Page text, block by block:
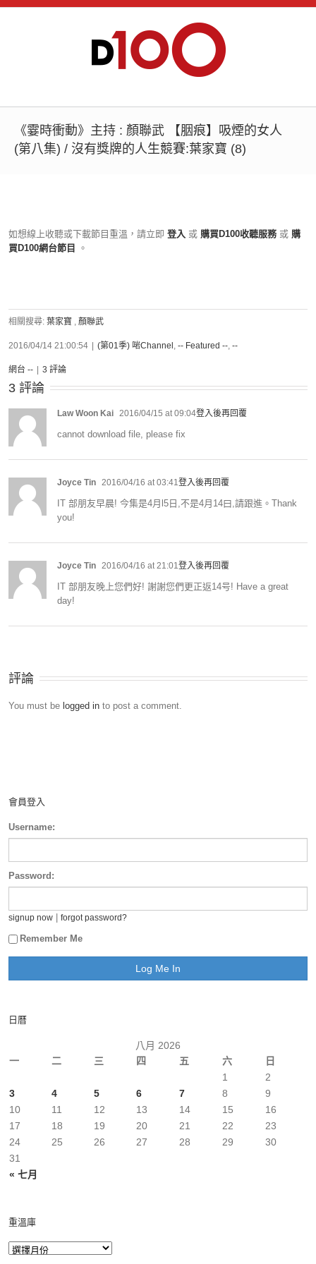
《霎時衝動》主持 : 顏聯武 【胭痕】吸煙的女人
(第八集) / 沒有獎牌的人生競賽:葉家寶 (8)
如想線上收聽或下載節目重溫，請立即 登入 或 購買D100收聽服務 或 購
買D100網台節目
。
相關搜尋: 葉家寶 , 顏聯武
2016/04/14 21:00:54 (第01季) 啱Channel , -- Featured --, --
網台 -- 3 評論
3 評論
Law Woon Kai 2016/04/15 at 09:04登入後再回覆
cannot download file, please fix
Joyce Tin 2016/04/16 at 03:41登入後再回覆
IT 部朋友早晨! 今集是4月l5日,不是4月14曰,請跟進。Thank
you!
Joyce Tin 2016/04/16 at 21:01登入後再回覆
IT 部朋友晚上您們好! 謝謝您們更正返14号! Have a great
day!
評論
You must be logged in to post a comment.
會員登入
Username:
Password:
signup now forgot password?
Remember Me
日曆
八月 2026
一
二 三 四 五 六 日
« 七月
1
2
3
4 5 6 7 8
9
10
11 12 13 14 15
16
17
18 19 20 21 22
23
24
25 26 27 28 29
30
31
重溫庫